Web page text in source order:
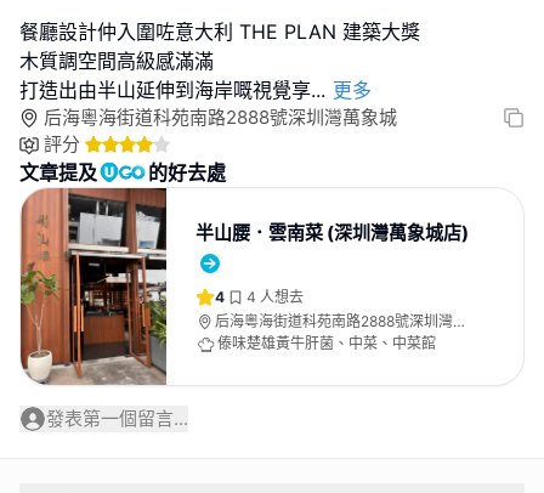
餐廳設計仲入圍咗意大利 THE PLAN 建築大獎
木質調空間高級感滿滿
打造出由半山延伸到海岸嘅視覺享... 更多
后海粵海街道科苑南路2888號深圳灣萬象城
評分
文章提及 的好去處
半山腰．雲南菜 (深圳灣萬象城店)
4 4 人想去
后海粵海街道科苑南路2888號深圳灣萬
象城
傣味楚雄黃牛肝菌、中菜、中菜館
發表第一個留言...